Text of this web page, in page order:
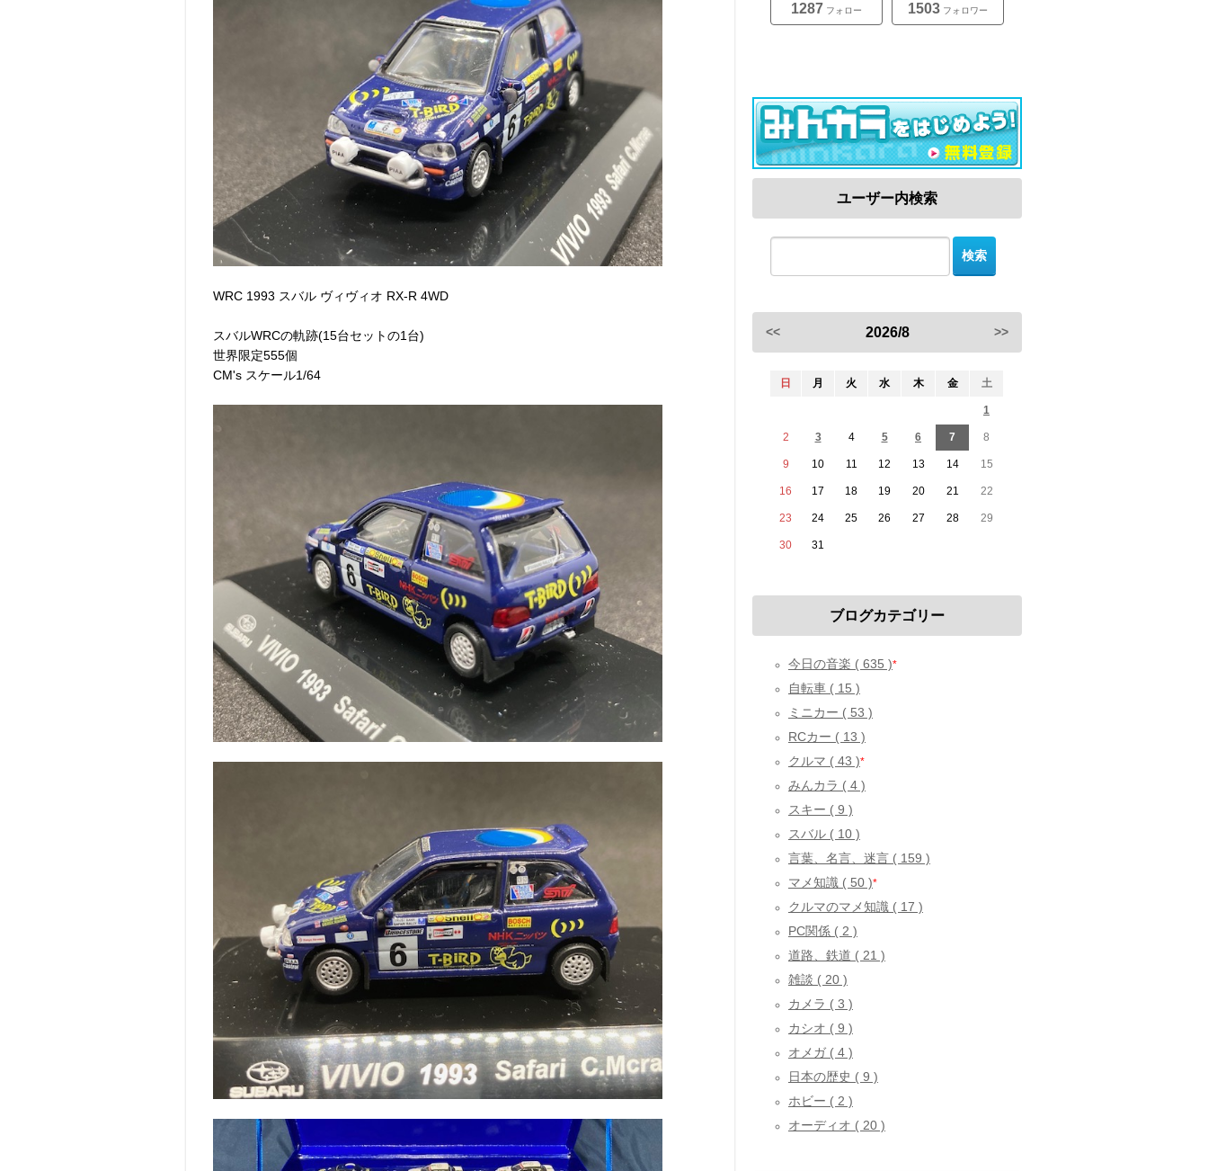
WRC 1993 スバル ヴィヴィオ RX-R 4WD
スバルWRCの軌跡(15台セットの1台)
世界限定555個
CM's スケール1/64
1287 フォロー 1503 フォロワー
ユーザー内検索
<< 2026/8 >>
日 月 火 水 木 金 土
1
2 3 4 5 6 7 8
9 10 11 12 13 14 15
16 17 18 19 20 21 22
23 24 25 26 27 28 29
30 31
ブログカテゴリー
今日の音楽 ( 635 )*
自転車 ( 15 )
ミニカー ( 53 )
RCカー ( 13 )
クルマ ( 43 )*
みんカラ ( 4 )
スキー ( 9 )
スバル ( 10 )
言葉、名言、迷言 ( 159 )
マメ知識 ( 50 )*
クルマのマメ知識 ( 17 )
PC関係 ( 2 )
道路、鉄道 ( 21 )
雑談 ( 20 )
カメラ ( 3 )
カシオ ( 9 )
オメガ ( 4 )
日本の歴史 ( 9 )
ホビー ( 2 )
オーディオ ( 20 )